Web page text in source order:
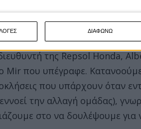
ΔΙΑΦΩΝΩ
της Repsol Honda,
Mir που υπέγραφε.
που υπάρχουν όταν
την αλλαγή ομάδας),
στο να δουλέψουμε για